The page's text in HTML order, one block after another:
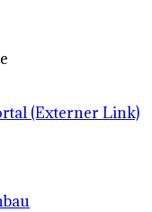
(Externer Link)